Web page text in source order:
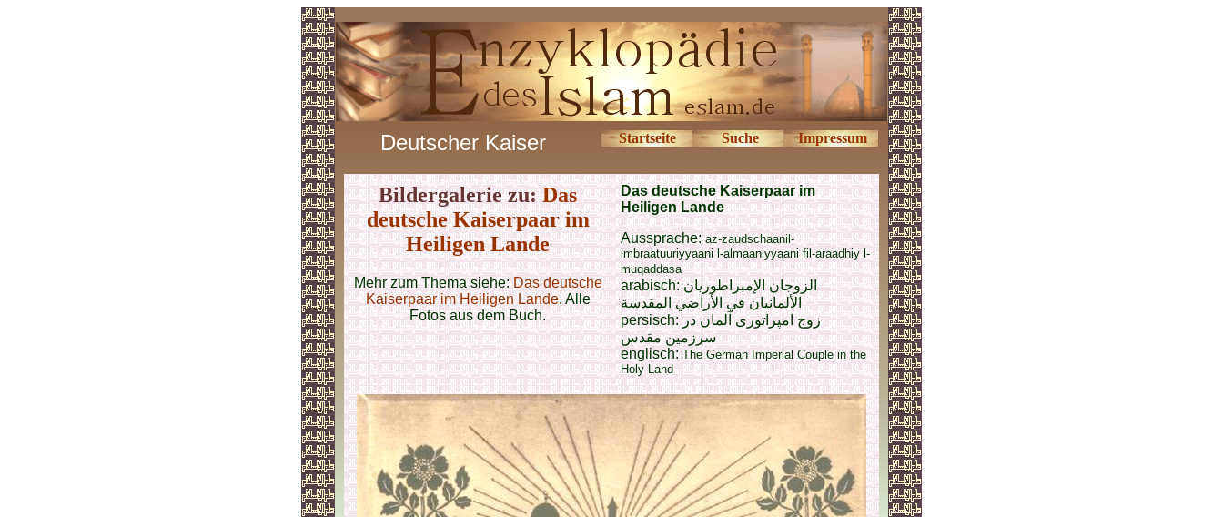
Deutscher Kaiser Startseite Suche Impressum
Bildergalerie zu:Das
deutsche Kaiserpaar im
Heiligen Lande
Mehr zum Thema siehe:Das deutsche
Kaiserpaar im Heiligen Lande. Alle
Fotos aus dem Buch.
Das deutsche Kaiserpaar im
Heiligen Lande
Aussprache:az-zaudschaanil-
imbraatuuriyyaani l-almaaniyyaani fil-araadhiy l-
muqaddasa
arabisch:الزوجان الإمبراطوريان
الألمانيان في الأراضي المقدسة
persisch:زوج امپراتوری آلمان در
سرزمین مقدس
englisch:The German Imperial Couple in the
Holy Land